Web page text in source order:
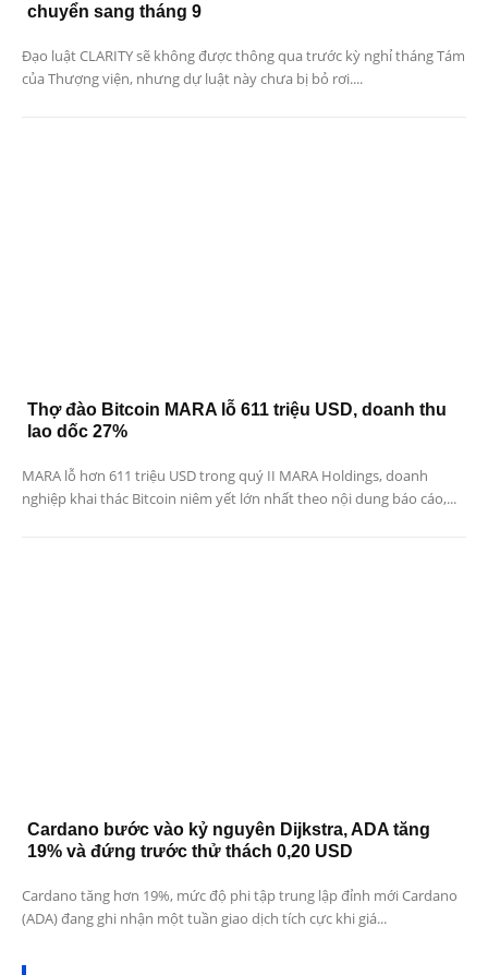
chuyển sang tháng 9
Đạo luật CLARITY sẽ không được thông qua trước kỳ nghỉ tháng Tám
của Thượng viện, nhưng dự luật này chưa bị bỏ rơi....
Thợ đào Bitcoin MARA lỗ 611 triệu USD, doanh thu
lao dốc 27%
MARA lỗ hơn 611 triệu USD trong quý II MARA Holdings, doanh
nghiệp khai thác Bitcoin niêm yết lớn nhất theo nội dung báo cáo,...
Cardano bước vào kỷ nguyên Dijkstra, ADA tăng
19% và đứng trước thử thách 0,20 USD
Cardano tăng hơn 19%, mức độ phi tập trung lập đỉnh mới Cardano
(ADA) đang ghi nhận một tuần giao dịch tích cực khi giá...